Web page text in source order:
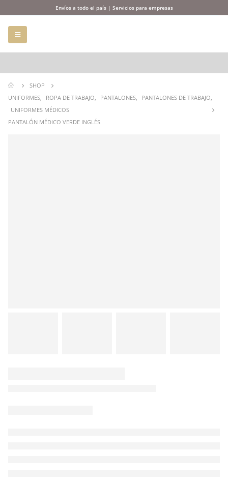
Envíos a todo el país | Servicios para empresas
SHOP
UNIFORMES, ROPA DE TRABAJO, PANTALONES, PANTALONES DE TRABAJO,
UNIFORMES MÉDICOS
PANTALÓN MÉDICO VERDE INGLÉS